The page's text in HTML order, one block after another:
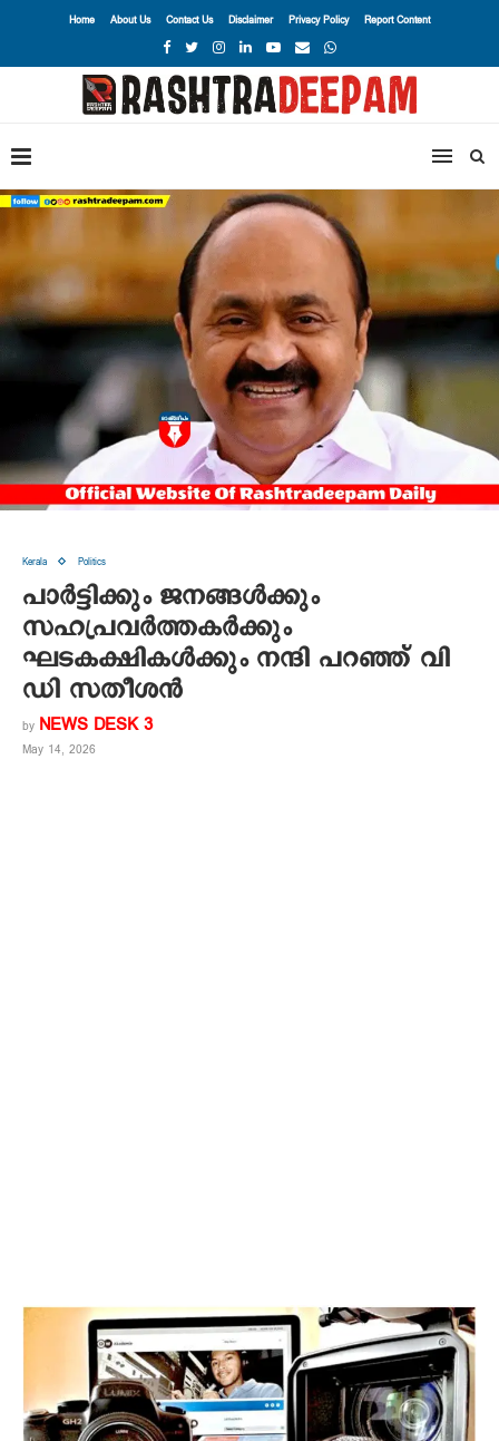
Home About Us Contact Us Disclaimer Privacy Policy Report Content
Kerala Politics
പാര്‍ട്ടിക്കും ജനങ്ങള്‍ക്കും
സഹപ്രവര്‍ത്തകര്‍ക്കും
ഘടകക്ഷികള്‍ക്കും നന്ദി പറഞ്ഞ് വി
ഡി സതീശന്‍
by NEWS DESK 3
May 14, 2026